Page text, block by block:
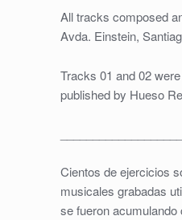
All tracks composed
Avda. Einstein,
Tracks 01 and 02
published by Hueso
Cientos de ejercicios
musicales grabadas
se fueron